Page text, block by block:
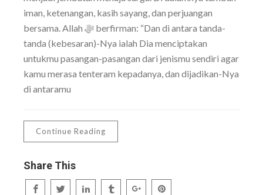
iman, ketenangan, kasih sayang, dan perjuangan
bersama. Allah ﷻ berfirman: “Dan di antara tanda-
tanda (kebesaran)-Nya ialah Dia menciptakan
untukmu pasangan-pasangan dari jenismu sendiri agar
kamu merasa tenteram kepadanya, dan dijadikan-Nya
di antaramu
Continue Reading
Share This